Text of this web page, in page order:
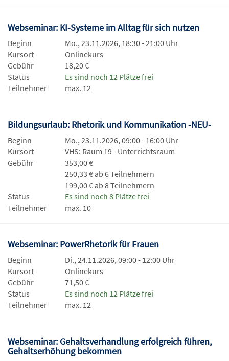
Webseminar: KI-Systeme im Alltag für sich nutzen
Beginn
Mo., 23.11.2026, 18:30 - 21:00 Uhr
Kursort
Onlinekurs
Gebühr
18,20 €
Status
Es sind noch 12 Plätze frei
Teilnehmer
max. 12
Bildungsurlaub: Rhetorik und Kommunikation -NEU-
Beginn
Mo., 23.11.2026, 09:00 - 16:00 Uhr
Kursort
VHS: Raum 19 - Unterrichtsraum
Gebühr
353,00 €
250,33 € ab 6 Teilnehmern
199,00 € ab 8 Teilnehmern
Status
Es sind noch 8 Plätze frei
Teilnehmer
max. 10
Webseminar: PowerRhetorik für Frauen
Beginn
Di., 24.11.2026, 09:00 - 12:00 Uhr
Kursort
Onlinekurs
Gebühr
71,50 €
Status
Es sind noch 12 Plätze frei
Teilnehmer
max. 12
Webseminar: Gehaltsverhandlung erfolgreich führen,
Gehaltserhöhung bekommen